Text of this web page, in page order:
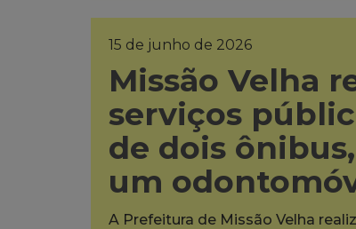
15 de junho de 2026
Missão Velha
serviços
de dois
um
A Prefeitura de Missão Velha